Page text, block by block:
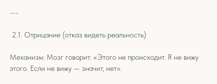
---
2.1. Отрицание (отказ видеть реальность)
Механизм: Мозг говорит: «Этого не происходит. Я не вижу
этого. Если не вижу — значит, нет».